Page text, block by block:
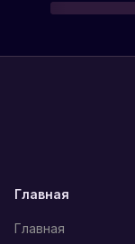
Главная
Главная